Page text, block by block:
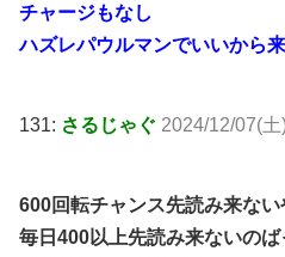
チャージもなし
ハズレパウルマンでいいから
131: さるじゃぐ 2024/12/07(
600回転チャンス先読み来ない
毎日400以上先読み来ないのば